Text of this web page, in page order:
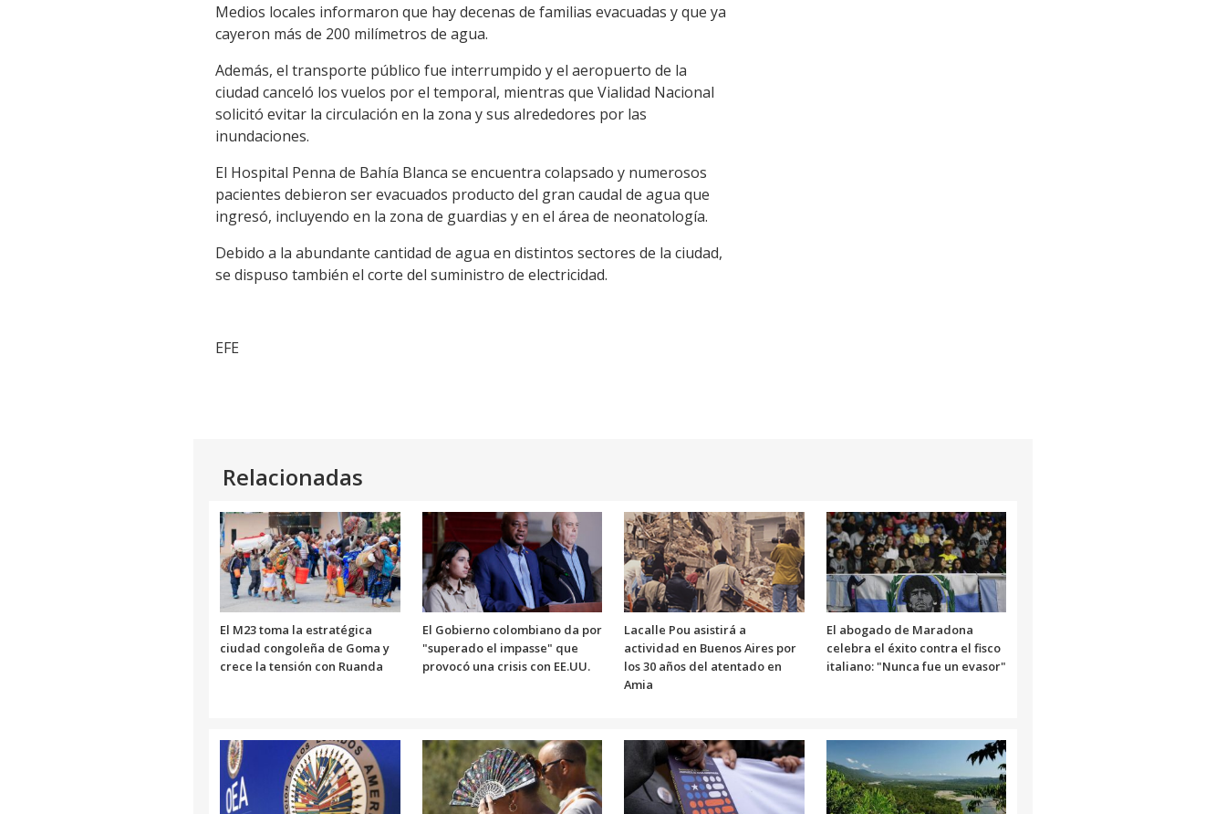
Medios locales informaron que hay decenas de familias evacuadas y que ya
cayeron más de 200 milímetros de agua.
Además, el transporte público fue interrumpido y el aeropuerto de la
ciudad canceló los vuelos por el temporal, mientras que Vialidad Nacional
solicitó evitar la circulación en la zona y sus alrededores por las
inundaciones.
El Hospital Penna de Bahía Blanca se encuentra colapsado y numerosos
pacientes debieron ser evacuados producto del gran caudal de agua que
ingresó, incluyendo en la zona de guardias y en el área de neonatología.
Debido a la abundante cantidad de agua en distintos sectores de la ciudad,
se dispuso también el corte del suministro de electricidad.
EFE
Relacionadas
El M23 toma la estratégica
ciudad congoleña de Goma y
crece la tensión con Ruanda
El Gobierno colombiano da por
"superado el impasse" que
provocó una crisis con EE.UU.
Lacalle Pou asistirá a
actividad en Buenos Aires por
los 30 años del atentado en
Amia
El abogado de Maradona
celebra el éxito contra el fisco
italiano: "Nunca fue un evasor"